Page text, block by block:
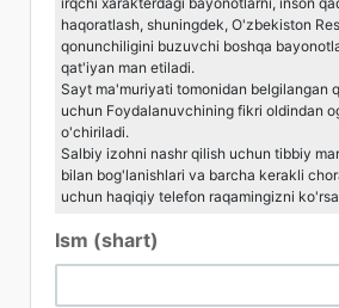
haqoratlash, shuningdek, O'zbekiston
qonunchiligini buzuvchi boshqa
qat'iyan man etiladi.
Sayt ma'muriyati tomonidan belgilangan
uchun Foydalanuvchining fikri oldindan
o'chiriladi.
Salbiy izohni nashr qilish uchun tibbiy
bilan bog'lanishlari va barcha kerakli
uchun haqiqiy telefon raqamingizni
Ism (shart)